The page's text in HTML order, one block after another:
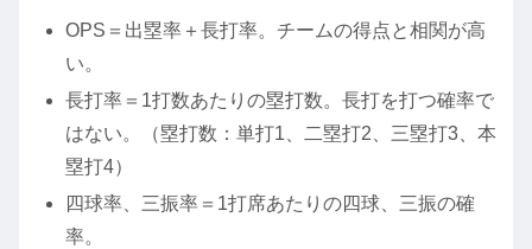
OPS＝出塁率＋長打率。チームの得点と相関が高
い。
長打率＝1打数あたりの塁打数。長打を打つ確率で
はない。（塁打数：単打1、二塁打2、三塁打3、本
塁打4）
四球率、三振率＝1打席あたりの四球、三振の確
率。